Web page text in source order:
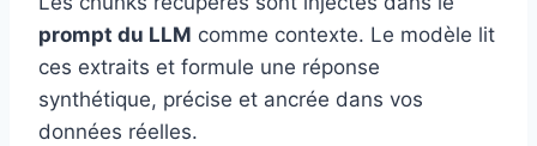
prompt du LLM comme contexte. Le modèle lit
ces extraits et formule une réponse
synthétique, précise et ancrée dans vos
données réelles.